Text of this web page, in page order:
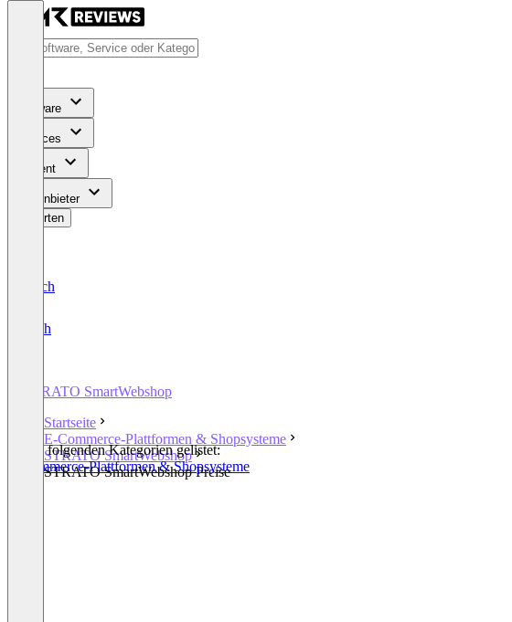
Software
Services
Content
Für Anbieter
Bewerten
Deutsch
English
STRATO SmartWebshop
Startseite
E-Commerce-Plattformen & Shopsysteme
STRATO SmartWebshop
STRATO SmartWebshop Preise
In den folgenden Kategorien gelistet:
E-Commerce-Plattformen & Shopsysteme